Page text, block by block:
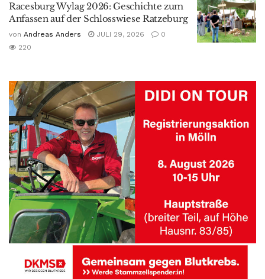
Racesburg Wylag 2026: Geschichte zum
Anfassen auf der Schlosswiese Ratzeburg
von Andreas Anders JULI 29, 2026
0
220